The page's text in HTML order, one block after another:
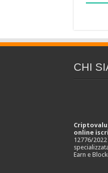
CHI
online
12776/
Earn e